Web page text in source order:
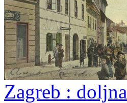
Zagreb :